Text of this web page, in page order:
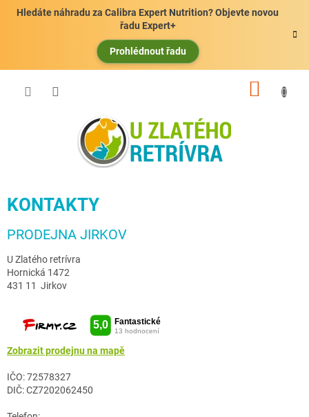
Hledáte náhradu za Calibra Expert Nutrition? Objevte novou
řadu Expert+
Prohlédnout řadu
KONTAKTY
PRODEJNA JIRKOV
U Zlatého retrívra
Hornická 1472
431 11 Jirkov
Zobrazit prodejnu na mapě
IČO: 72578327
DIČ: CZ7202062450